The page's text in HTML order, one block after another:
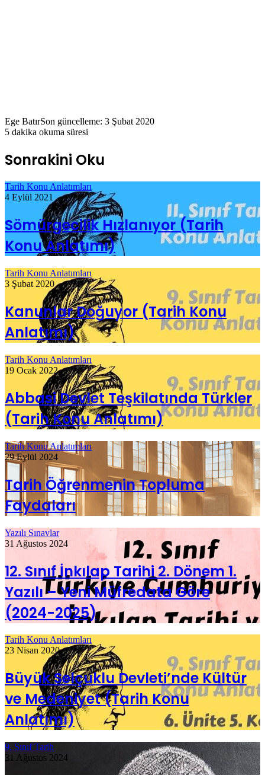
Ege BatırSon güncelleme: 3 Şubat 2020
5 dakika okuma süresi
Sonrakini Oku
Tarih Konu Anlatımları
4 Eylül 2021
Sömürgecilik Hızlanıyor (Tarih
Konu Anlatımı)
Tarih Konu Anlatımları
3 Şubat 2020
Kanunlar Doğuyor (Tarih Konu
Anlatımı)
Tarih Konu Anlatımları
19 Ocak 2022
Abbasi Devlet Teşkilatında Türkler
(Tarih Konu Anlatımı)
Tarih Konu Anlatımları
29 Eylül 2024
Tarih Öğrenmenin Topluma
Faydaları
Yazılı Sınavlar
31 Ağustos 2024
12. Sınıf İnkılap Tarihi 2. Dönem 1.
Yazılı – Yeni Müfredata Göre
(2024-2025)
Tarih Konu Anlatımları
23 Nisan 2020
Büyük Selçuklu Devleti’nde Kültür
ve Medeniyet (Tarih Konu
Anlatımı)
9. Sınıf Tarih
31 Ağustos 2024